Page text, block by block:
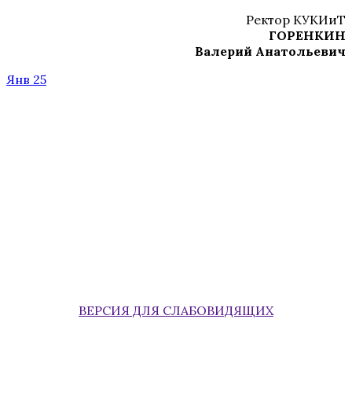
Ректор КУКИиТ
ГОРЕНКИН
Валерий Анатольевич
Янв 25
ВЕРСИЯ ДЛЯ СЛАБОВИДЯЩИХ